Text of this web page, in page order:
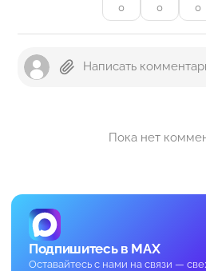
0 0 0
Пока нет
Подпишитесь в MAX
Оставайтесь с нами на связи —